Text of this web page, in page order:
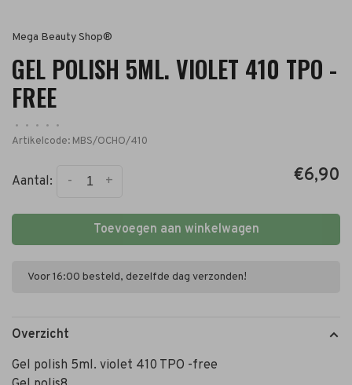
Mega Beauty Shop®
GEL POLISH 5ML. VIOLET 410 TPO -
FREE
• • • •
•
Artikelcode: MBS/OCHO/410
Aantal: +
- €6,90
Toevoegen aan winkelwagen
Voor 16:00 besteld, dezelfde dag verzonden!
Overzicht
Gel polish 5ml. violet 410 TPO -free